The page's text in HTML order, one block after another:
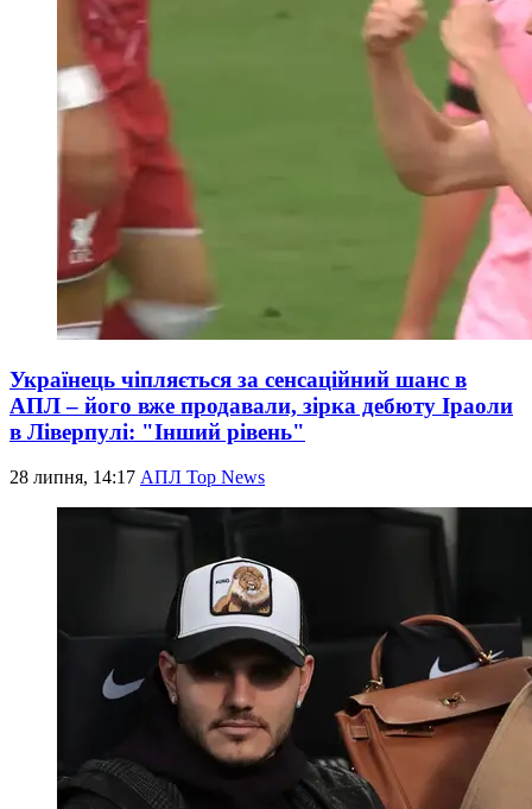
Українець чіпляється за сенсаційний шанс в
АПЛ – його вже продавали, зірка дебюту Іраоли
в Ліверпулі: "Інший рівень"
28 липня, 14:17 АПЛ Top News